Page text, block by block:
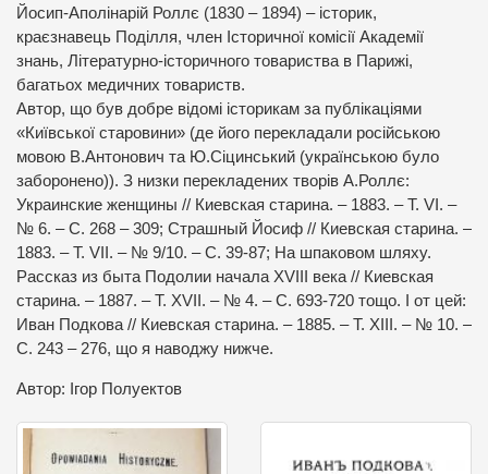
Йосип-Аполінарій Роллє (1830 – 1894) – історик,
краєзнавець Поділля, член Історичної комісії Академії
знань, Літературно-історичного товариства в Парижі,
багатьох медичних товариств.
Автор, що був добре відомі історикам за публікаціями
«Київської старовини» (де його перекладали російською
мовою В.Антонович та Ю.Сіцинський (українською було
заборонено)). З низки перекладених творів А.Роллє:
Украинские женщины // Киевская старина. – 1883. – Т. VI. –
№ 6. – С. 268 – 309; Страшный Йосиф // Киевская старина. –
1883. – Т. VII. – № 9/10. – С. 39-87; На шпаковом шляху.
Рассказ из быта Подолии начала XVIII века // Киевская
старина. – 1887. – Т. XVII. – № 4. – С. 693-720 тощо. І от цей:
Иван Подкова // Киевская старина. – 1885. – Т. XIII. – № 10. –
С. 243 – 276, що я наводжу нижче.
Автор: Ігор Полуектов